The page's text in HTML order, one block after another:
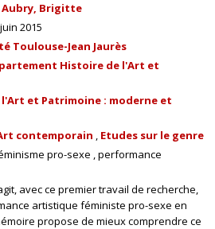
Aubry, Brigitte
2015
Toulouse-Jean Jaurès
Histoire de l'Art et
l'Art et Patrimoine : moderne et
contemporain
Etudes sur le genre
pro-sexe performance
avec ce premier travail de recherche,
artistique féministe pro-sexe en
propose de mieux comprendre ce